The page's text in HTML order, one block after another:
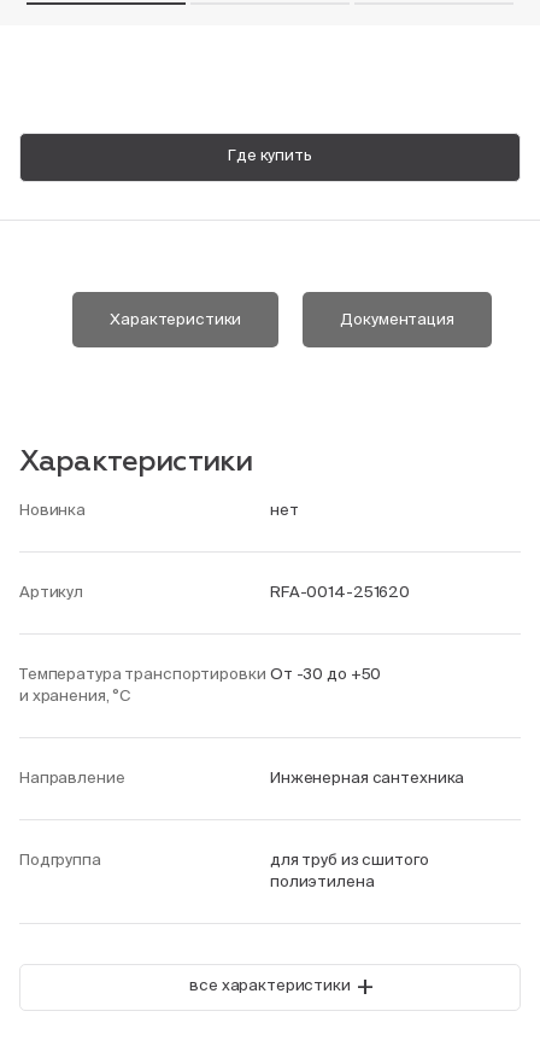
Пн-Пт, 9:00—18:00
Где купить
Характеристики Документация
Характеристики
Новинка нет
Артикул RFA-0014-251620
Температура транспортировки
и хранения, °С
От -30 до +50
Направление Инженерная сантехника
Подгруппа
для труб из сшитого
полиэтилена
все характеристики +